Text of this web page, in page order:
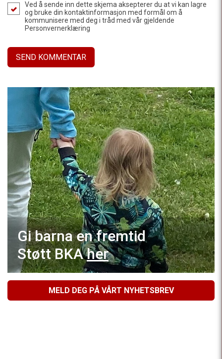
Ved å sende inn dette skjema aksepterer du at vi kan lagre
og bruke din kontaktinformasjon med formål om å
kommunisere med deg i tråd med vår gjeldende
Personvernerklæring
Gi barna en fremtid
Støtt BKAher
MELD DEG PÅ VÅRT NYHETSBREV